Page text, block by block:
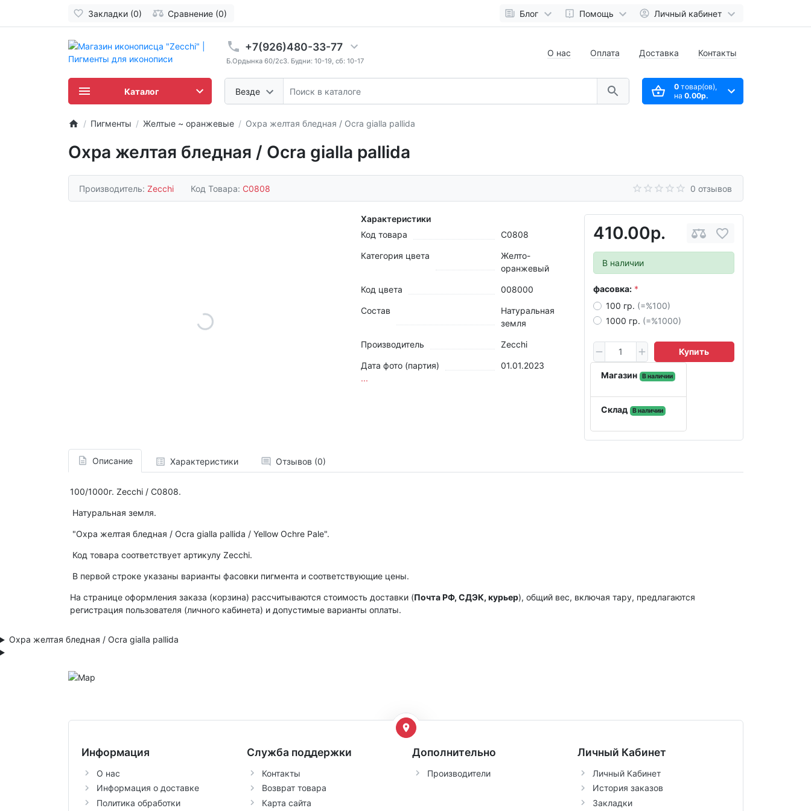
Закладки (0) Сравнение (0) Блог Помощь Личный кабинет
+7(926)480-33-77
Б.Ордынка 60/2c3. Будни: 10-19, сб: 10-17
Везде
О нас Оплата Доставка Контакты
0товар(ов),
на 0.00р.
Каталог
Пигменты Желтые ~ оранжевые Охра желтая бледная / Ocra gialla pallida
Охра желтая бледная / Ocra gialla pallida
Производитель: Zecchi Код Товара: C0808 0 отзывов
410.00р.
В наличии
фасовка:
100 гр. (=%100)
1000 гр. (=%1000)
Купить
Магазин В наличии
Склад В наличии
Характеристики
Код товара
C0808
Категория цвета
Желто-
оранжевый
Код цвета 008000
Состав
Натуральная
земля
Производитель Zecchi
Дата фото (партия)
01.01.2023
...
Описание Характеристики Отзывов (0)
100/1000г. Zecchi / C0808.
Натуральная земля.
"Охра желтая бледная / Ocra gialla pallida / Yellow Ochre Pale".
Код товара соответствует артикулу Zecchi.
В первой строке указаны варианты фасовки пигмента и соответствующие цены.
На странице оформления заказа (корзина) рассчитываются стоимость доставки (Почта РФ, СДЭК, курьер), общий вес, включая тару, предлагаются
регистрация пользователя (личного кабинета) и допустимые варианты оплаты.
Охра желтая бледная / Ocra gialla pallida
Информация
О нас
Информация о доставке
Политика обработки
Служба поддержки
Контакты
Возврат товара
Карта сайта
Дополнительно
Производители
Личный Кабинет
Личный Кабинет
История заказов
Закладки